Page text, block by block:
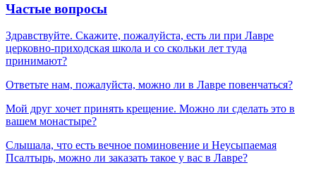
Частые вопросы
Здравствуйте. Скажите, пожалуйста, есть ли при Лавре
церковно-приходская школа и со скольки лет туда
принимают?
Ответьте нам, пожалуйста, можно ли в Лавре повенчаться?
Мой друг хочет принять крещение. Можно ли сделать это в
вашем монастыре?
Слышала, что есть вечное поминовение и Неусыпаемая
Псалтырь, можно ли заказать такое у вас в Лавре?